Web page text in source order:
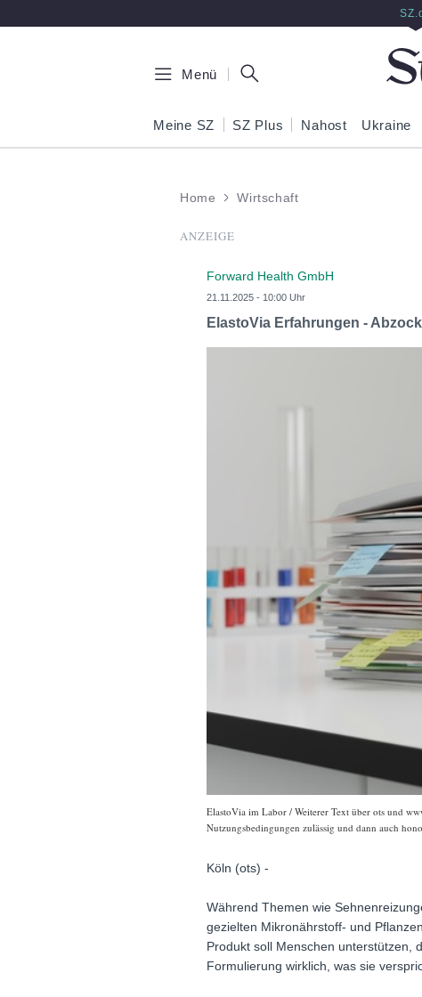
Menü
Meine SZ SZ Plus Nahost Ukraine
Home Wirtschaft
ANZEIGE
Forward Health GmbH
21.11.2025 - 10:00 Uhr
ElastoVia Erfahrungen -
ElastoVia im Labor / Weiterer Text über ots und
Nutzungsbedingungen zulässig und dann auch
Köln (ots) -
Während Themen wie
gezielten Mikronährstoff- und
Produkt soll Menschen unterstützen,
Formulierung wirklich, was sie